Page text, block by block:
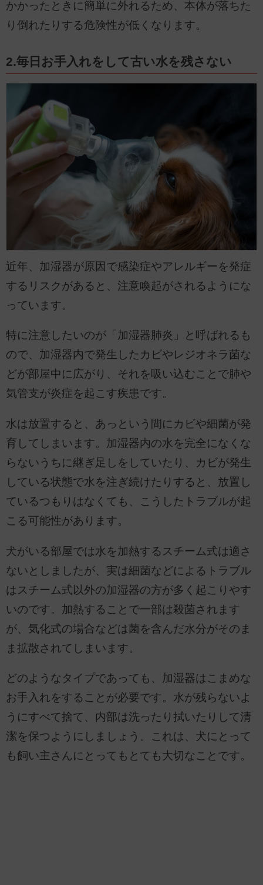
かかったときに簡単に外れるため、本体が落ちた
り倒れたりする危険性が低くなります。
2.毎日お手入れをして古い水を残さない
近年、加湿器が原因で感染症やアレルギーを発症
するリスクがあると、注意喚起がされるようにな
っています。
特に注意したいのが「加湿器肺炎」と呼ばれるも
ので、加湿器内で発生したカビやレジオネラ菌な
どが部屋中に広がり、それを吸い込むことで肺や
気管支が炎症を起こす疾患です。
水は放置すると、あっという間にカビや細菌が発
育してしまいます。加湿器内の水を完全になくな
らないうちに継ぎ足しをしていたり、カビが発生
している状態で水を注ぎ続けたりすると、放置し
ているつもりはなくても、こうしたトラブルが起
こる可能性があります。
犬がいる部屋では水を加熱するスチーム式は適さ
ないとしましたが、実は細菌などによるトラブル
はスチーム式以外の加湿器の方が多く起こりやす
いのです。加熱することで一部は殺菌されます
が、気化式の場合などは菌を含んだ水分がそのま
ま拡散されてしまいます。
どのようなタイプであっても、加湿器はこまめな
お手入れをすることが必要です。水が残らないよ
うにすべて捨て、内部は洗ったり拭いたりして清
潔を保つようにしましょう。これは、犬にとって
も飼い主さんにとってもとても大切なことです。